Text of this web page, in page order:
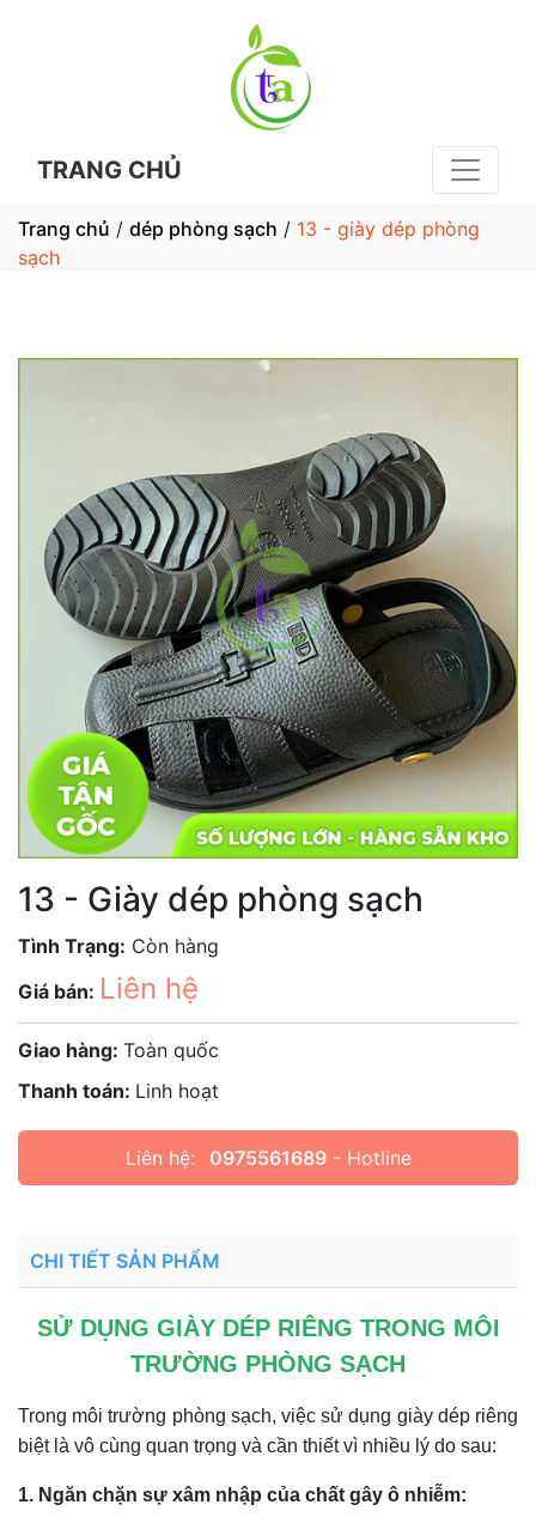
TRANG CHỦ
Trang chủ / dép phòng sạch / 13 - giày dép phòng
sạch
13 - Giày dép phòng sạch
Tình Trạng: Còn hàng
Giá bán: Liên hệ
Giao hàng: Toàn quốc
Thanh toán: Linh hoạt
Liên hệ: 0975561689- Hotline
CHI TIẾT SẢN PHẨM
SỬ DỤNG GIÀY DÉP RIÊNG TRONG MÔI
TRƯỜNG PHÒNG SẠCH
Trong môi trường phòng sạch, việc sử dụng giày dép riêng
biệt là vô cùng quan trọng và cần thiết vì nhiều lý do sau:
1. Ngăn chặn sự xâm nhập của chất gây ô nhiễm: